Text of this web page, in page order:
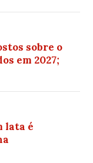
sobre o
em 2027;
lata é